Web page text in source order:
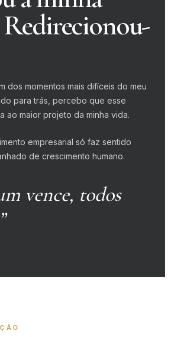
dos momentos mais difíceis do meu
para trás, percebo que esse
ao maior projeto da minha vida.
empresarial só faz sentido
de crescimento humano.
vence, todos